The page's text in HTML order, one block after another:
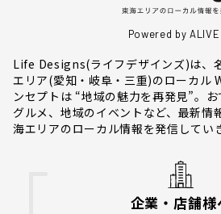
Powered by ALIVE
Life Designs(ライフデザインズ)は、
エリア(愛知・岐阜・三重)のローカル
ンセプトは “地域の魅力を再発見”。
グルメ、地域のイベントなど、最新情
海エリアのローカル情報を発信してい
企業・店舗様